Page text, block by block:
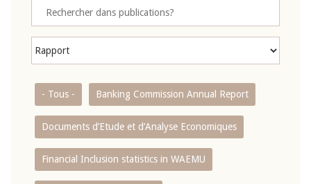
- Tous - Banking Commission Annual Report
Documents d’Etude et d’Analyse Economiques
Financial Inclusion statistics in WAEMU